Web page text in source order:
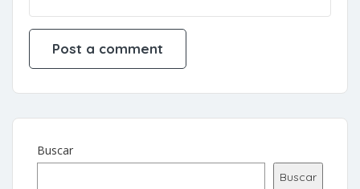
Buscar
Buscar